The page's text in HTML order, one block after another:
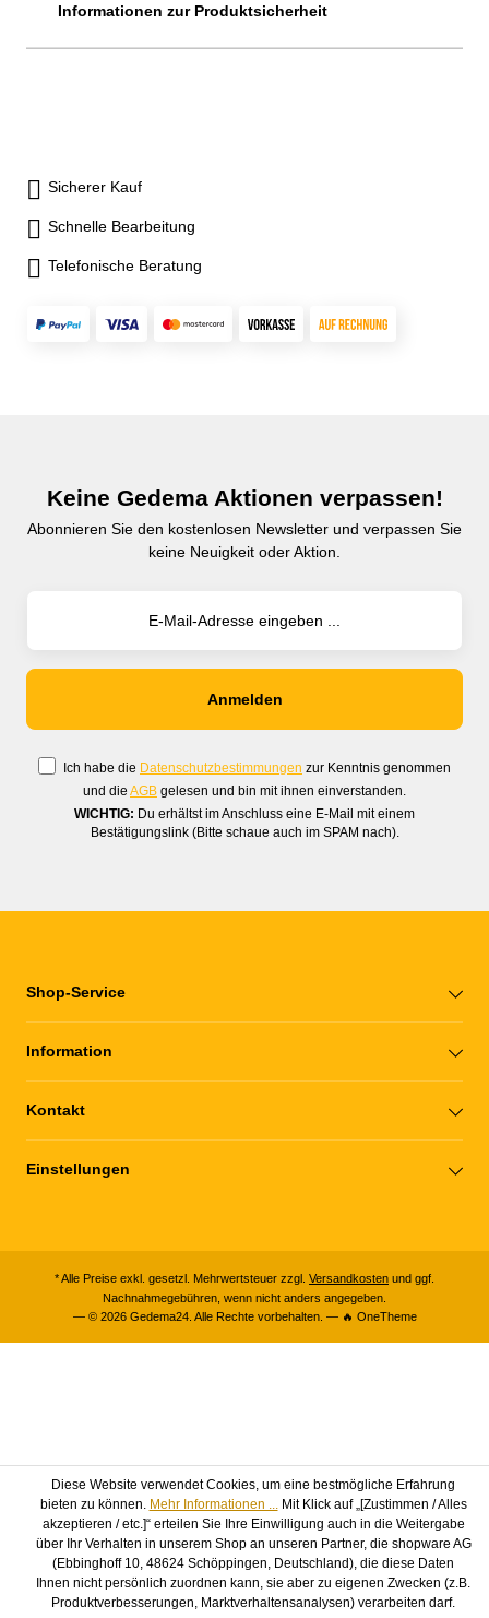
Informationen zur Produktsicherheit
Sicherer Kauf
Schnelle Bearbeitung
Telefonische Beratung
Keine Gedema Aktionen verpassen!
Abonnieren Sie den kostenlosen Newsletter und verpassen Sie
keine Neuigkeit oder Aktion.
Ich habe die Datenschutzbestimmungen zur Kenntnis genommen
und die AGB gelesen und bin mit ihnen einverstanden.
WICHTIG: Du erhältst im Anschluss eine E-Mail mit einem
Bestätigungslink (Bitte schaue auch im SPAM nach).
Shop-Service
Information
Kontakt
Einstellungen
* Alle Preise exkl. gesetzl. Mehrwertsteuer zzgl. Versandkosten und ggf.
Nachnahmegebühren, wenn nicht anders angegeben.
— © 2026 Gedema24. Alle Rechte vorbehalten. — 🔥 OneTheme
Diese Website verwendet Cookies, um eine bestmögliche Erfahrung
bieten zu können. Mehr Informationen ...Mit Klick auf „[Zustimmen / Alles
akzeptieren / etc.]“ erteilen Sie Ihre Einwilligung auch in die Weitergabe
über Ihr Verhalten in unserem Shop an unseren Partner, die shopware AG
(Ebbinghoff 10, 48624 Schöppingen, Deutschland), die diese Daten
Ihnen nicht persönlich zuordnen kann, sie aber zu eigenen Zwecken (z.B.
Produktverbesserungen, Marktverhaltensanalysen) verarbeiten darf.